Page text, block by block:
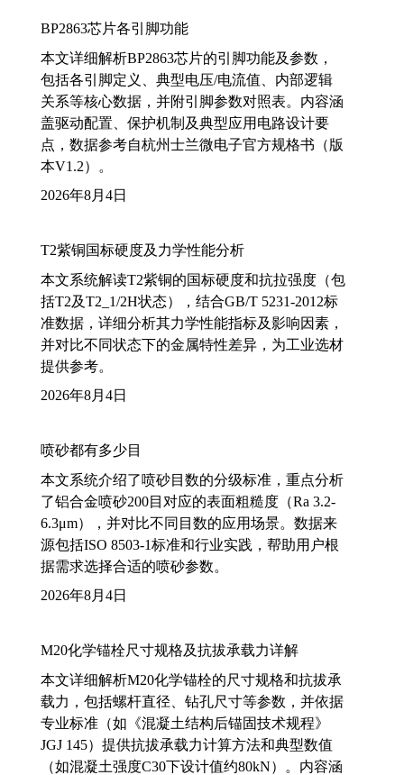
BP2863芯片各引脚功能
本文详细解析BP2863芯片的引脚功能及参数，
包括各引脚定义、典型电压/电流值、内部逻辑
关系等核心数据，并附引脚参数对照表。内容涵
盖驱动配置、保护机制及典型应用电路设计要
点，数据参考自杭州士兰微电子官方规格书（版
本V1.2）。
2026年8月4日
T2紫铜国标硬度及力学性能分析
本文系统解读T2紫铜的国标硬度和抗拉强度（包
括T2及T2_1/2H状态），结合GB/T 5231-2012标
准数据，详细分析其力学性能指标及影响因素，
并对比不同状态下的金属特性差异，为工业选材
提供参考。
2026年8月4日
喷砂都有多少目
本文系统介绍了喷砂目数的分级标准，重点分析
了铝合金喷砂200目对应的表面粗糙度（Ra 3.2-
6.3μm），并对比不同目数的应用场景。数据来
源包括ISO 8503-1标准和行业实践，帮助用户根
据需求选择合适的喷砂参数。
2026年8月4日
M20化学锚栓尺寸规格及抗拔承载力详解
本文详细解析M20化学锚栓的尺寸规格和抗拔承
载力，包括螺杆直径、钻孔尺寸等参数，并依据
专业标准（如《混凝土结构后锚固技术规程》
JGJ 145）提供抗拔承载力计算方法和典型数值
（如混凝土强度C30下设计值约80kN）。内容涵